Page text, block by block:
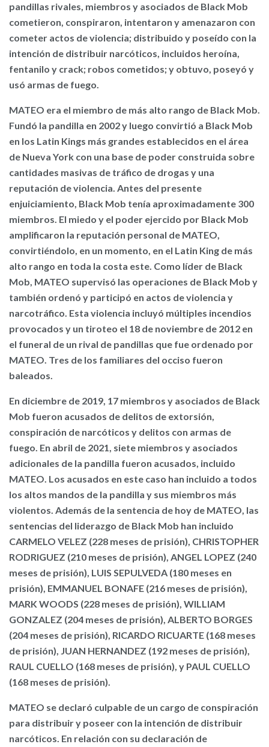
pandillas rivales, miembros y asociados de Black Mob
cometieron, conspiraron, intentaron y amenazaron con
cometer actos de violencia; distribuido y poseído con la
intención de distribuir narcóticos, incluidos heroína,
fentanilo y crack; robos cometidos; y obtuvo, poseyó y
usó armas de fuego.
MATEO era el miembro de más alto rango de Black Mob.
Fundó la pandilla en 2002 y luego convirtió a Black Mob
en los Latin Kings más grandes establecidos en el área
de Nueva York con una base de poder construida sobre
cantidades masivas de tráfico de drogas y una
reputación de violencia. Antes del presente
enjuiciamiento, Black Mob tenía aproximadamente 300
miembros. El miedo y el poder ejercido por Black Mob
amplificaron la reputación personal de MATEO,
convirtiéndolo, en un momento, en el Latin King de más
alto rango en toda la costa este. Como líder de Black
Mob, MATEO supervisó las operaciones de Black Mob y
también ordenó y participó en actos de violencia y
narcotráfico. Esta violencia incluyó múltiples incendios
provocados y un tiroteo el 18 de noviembre de 2012 en
el funeral de un rival de pandillas que fue ordenado por
MATEO. Tres de los familiares del occiso fueron
baleados.
En diciembre de 2019, 17 miembros y asociados de Black
Mob fueron acusados de delitos de extorsión,
conspiración de narcóticos y delitos con armas de
fuego. En abril de 2021, siete miembros y asociados
adicionales de la pandilla fueron acusados, incluido
MATEO. Los acusados en este caso han incluido a todos
los altos mandos de la pandilla y sus miembros más
violentos. Además de la sentencia de hoy de MATEO, las
sentencias del liderazgo de Black Mob han incluido
CARMELO VELEZ (228 meses de prisión), CHRISTOPHER
RODRIGUEZ (210 meses de prisión), ANGEL LOPEZ (240
meses de prisión), LUIS SEPULVEDA (180 meses en
prisión), EMMANUEL BONAFE (216 meses de prisión),
MARK WOODS (228 meses de prisión), WILLIAM
GONZALEZ (204 meses de prisión), ALBERTO BORGES
(204 meses de prisión), RICARDO RICUARTE (168 meses
de prisión), JUAN HERNANDEZ (192 meses de prisión),
RAUL CUELLO (168 meses de prisión), y PAUL CUELLO
(168 meses de prisión).
MATEO se declaró culpable de un cargo de conspiración
para distribuir y poseer con la intención de distribuir
narcóticos. En relación con su declaración de